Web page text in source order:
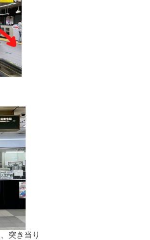
突き当り